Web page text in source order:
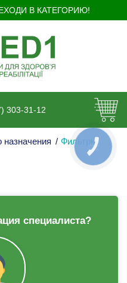
В КАТЕГОРИЮ!
303-31-12
назначения / Фильтры
специалиста?
КНОПКА
ЗВ'ЯЗКУ